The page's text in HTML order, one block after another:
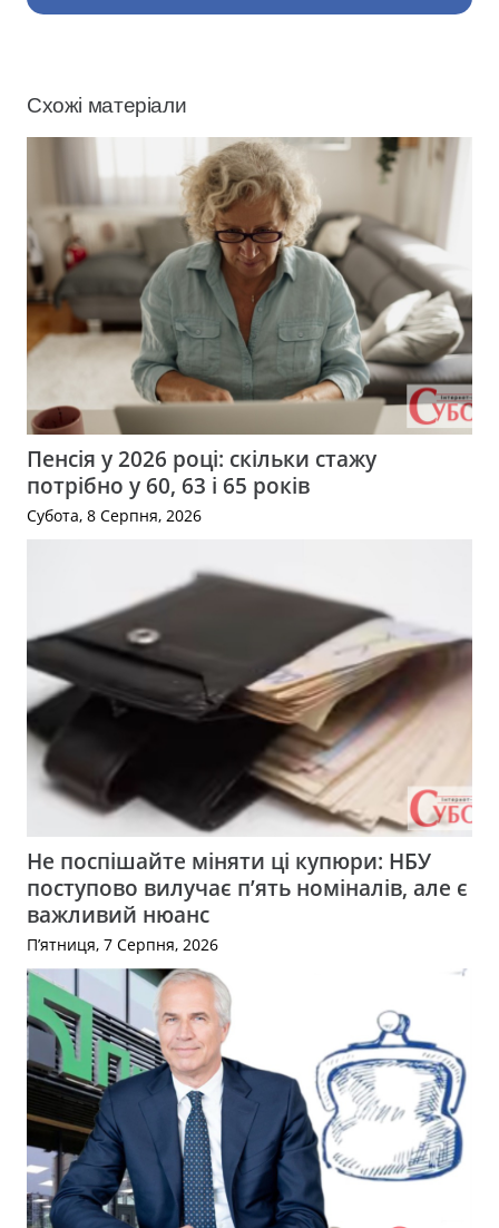
Схожі матеріали
Пенсія у 2026 році: скільки стажу
потрібно у 60, 63 і 65 років
Субота, 8 Серпня, 2026
Не поспішайте міняти ці купюри: НБУ
поступово вилучає п’ять номіналів, але є
важливий нюанс
П’ятниця, 7 Серпня, 2026